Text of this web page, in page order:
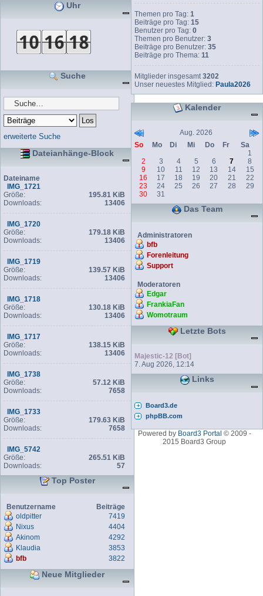
Uhr
Suche
erweiterte Suche
Dateianhänge-Block
Dateiname
IMG_1721
Größe:
195.81 KiB
Downloads:
13406
IMG_1720
Größe:
179.18 KiB
Downloads:
13406
IMG_1719
Größe:
139.57 KiB
Downloads:
13406
IMG_1718
Größe:
130.18 KiB
Downloads:
13406
IMG_1717
Größe:
138.15 KiB
Downloads:
13406
IMG_1738
Größe:
57.12 KiB
Downloads:
7658
IMG_1733
Größe:
179.63 KiB
Downloads:
7658
IMG_5742
Größe:
265.51 KiB
Downloads:
57
Top Poster
Benutzername
Beiträge
oldpitter
7419
Nixus
4404
Akinom
4292
Klaudia
3853
bfb
3822
Neue Mitglieder
Themen pro Tag: 1
Beiträge pro Tag: 15
Benutzer pro Tag:0
Themen pro Benutzer:3
Beiträge pro Benutzer:35
Beiträge pro Thema: 11
Mitglieder insgesamt3202
Unser neuestes Mitglied:Paula2026
Kalender
Aug. 2026
So
Mo Di Mi Do Fr
Sa
1
2
3 4 5 6 7
8
9
10 11 12 13 14
15
16
17 18 19 20 21
22
23
24 25 26 27 28
29
30
31
Das Team
Administratoren
bfb
Forenleitung
Support
Moderatoren
Edgar
FrankiaFan
Womotraum
Letzte Bots
Majestic-12 [Bot]
7. Aug 2026, 12:14
Links
Board3.de
phpBB.com
Powered by Board3 Portal © 2009 -
2015 Board3 Group